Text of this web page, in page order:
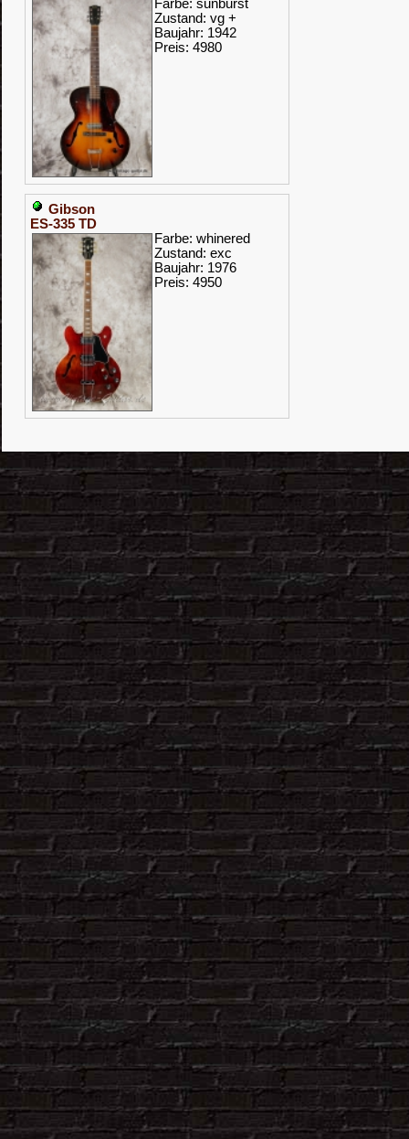
Farbe: sunburst
Zustand: vg +
Baujahr: 1942
Preis: 4980
Gibson
ES-335 TD
Farbe: whinered
Zustand: exc
Baujahr: 1976
Preis: 4950